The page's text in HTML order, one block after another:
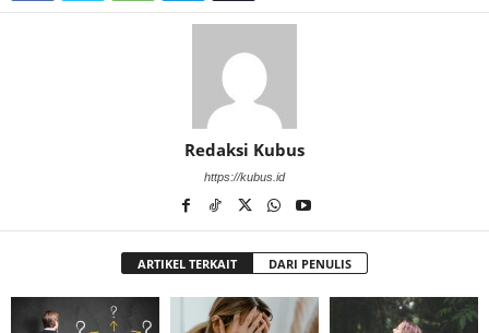
Redaksi Kubus
https://kubus.id
ARTIKEL TERKAIT DARI PENULIS